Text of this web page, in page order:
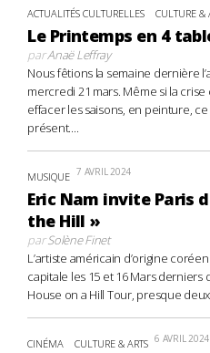
ACTUALITÉS CULTURELLES CULTURE &
Le Printemps en 4
parAnaë Leffray
Nous fêtions la semaine dernière
mercredi 21 mars. Même si la
effacer les saisons, en peinture,
présent....
MUSIQUE 7 AVRIL 2024
Eric Nam invite Paris
the Hill »
parSolène Finet
L’artiste américain d’origine
capitale les 15 et 16 Mars
House on a Hill Tour, presque
CINÉMA CULTURE & ARTS 6 AVRIL 2024